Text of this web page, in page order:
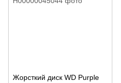
Жорсткий диск WD Purple